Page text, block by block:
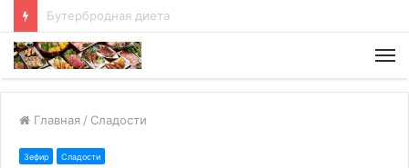
Хлебная диета
Главная / Сладости
Зефир Сладости